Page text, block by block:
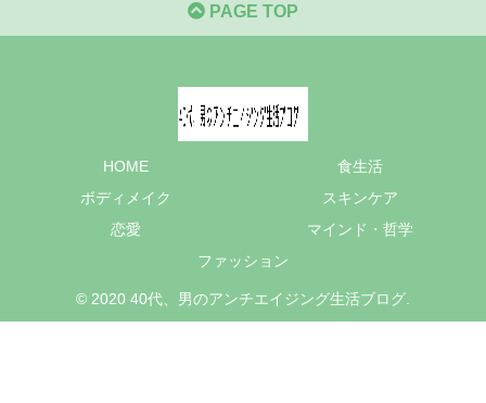
PAGE TOP
HOME
食生活
ボディメイク
スキンケア
恋愛
マインド・哲学
ファッション
© 2020 40代、男のアンチエイジング生活ブログ.